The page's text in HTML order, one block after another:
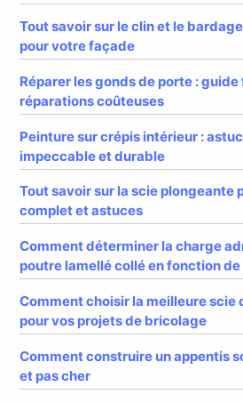
Tout savoir sur le clin et le
pour votre façade
Réparer les gonds de porte :
réparations coûteuses
Peinture sur crépis intérieur :
impeccable et durable
Tout savoir sur la scie plongeante
complet et astuces
Comment déterminer la charge
poutre lamellé collé en fonction
Comment choisir la meilleure
pour vos projets de bricolage
Comment construire un appentis
et pas cher